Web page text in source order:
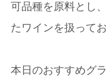
可品種を原料とし
たワインを扱って
本日のおすすめグ